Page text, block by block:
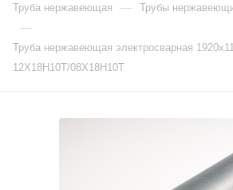
Труба нержавеющая — Трубы
—
Труба нержавеющая электросварная
12Х18Н10Т/08Х18Н10Т